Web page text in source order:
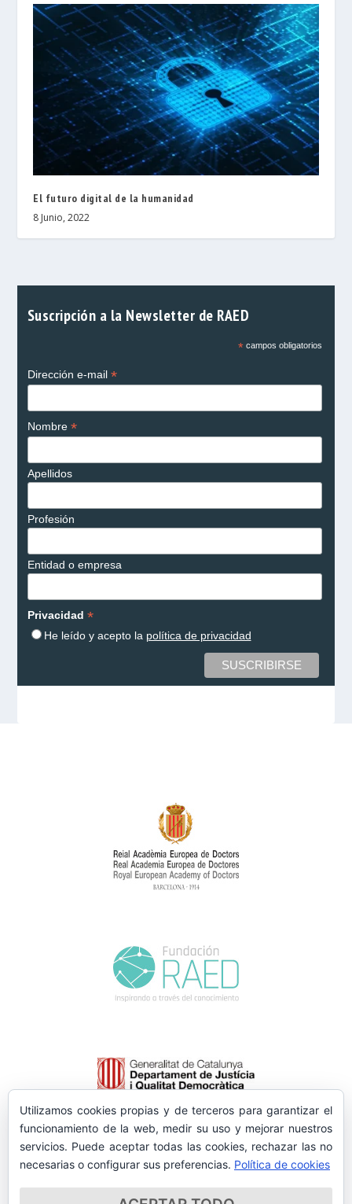
El futuro digital de la humanidad
8 Junio, 2022
Suscripción a la Newsletter de RAED
*campos obligatorios
Dirección e-mail *
Nombre *
Apellidos
Profesión
Entidad o empresa
Privacidad *
He leído y acepto la política de privacidad
Utilizamos cookies propias y de terceros para garantizar el
funcionamiento de la web, medir su uso y mejorar nuestros
servicios. Puede aceptar todas las cookies, rechazar las no
necesarias o configurar sus preferencias. Política de cookies